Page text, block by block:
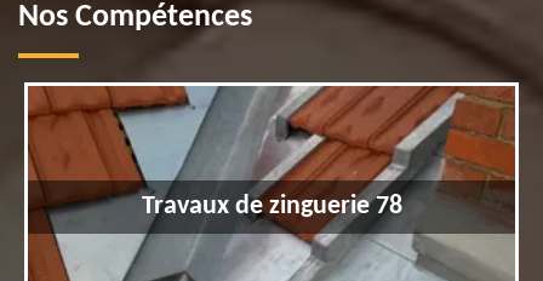
Nos Compétences
Travaux de zinguerie 78